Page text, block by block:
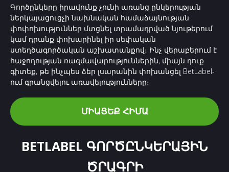
Գործընկերը իրավունք չունի առանց ընկերության
ներկայացուցչի նախնական համաձայնության
փոփոխություններ մտցնել տրամադրված նյութերում
կամ դրանք փոխարինել իր սեփական
ստեղծագործական աշխատանքով։ Ինչ վերաբերում է
հաջողության ռազմավարություններին, միայն դուք
գիտեք, թե ինչպես ձեր լսարանին փոխանցել BetLabel-
ում գրանցվելու առավելությունները։
ՄԻԱՑԵՔ ՀԻՄԱ
BETLABEL ԳՈՐԾԸՆԿԵՐԱՅԻՆ
ԾՐԱԳՐԻ